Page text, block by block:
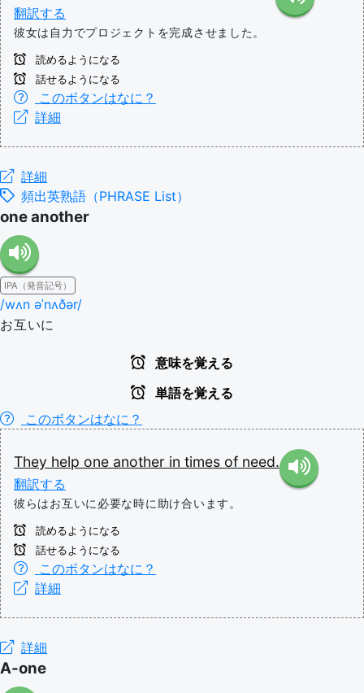
翻訳する
彼女は自力でプロジェクトを完成させました。
読めるようになる
話せるようになる
このボタンはなに？
詳細
詳細
頻出英熟語（PHRASE List）
one another
IPA（発音記号）
/wʌn əˈnʌðər/
お互いに
意味を覚える
単語を覚える
このボタンはなに？
They help one another in times of need.
翻訳する
彼らはお互いに必要な時に助け合います。
読めるようになる
話せるようになる
このボタンはなに？
詳細
詳細
A-one